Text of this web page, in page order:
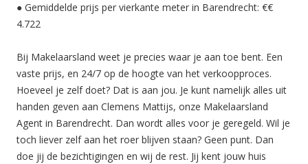
● Gemiddelde prijs per vierkante meter in Barendrecht: €€
4.722
Bij Makelaarsland weet je precies waar je aan toe bent. Een
vaste prijs, en 24/7 op de hoogte van het verkoopproces.
Hoeveel je zelf doet? Dat is aan jou. Je kunt namelijk alles uit
handen geven aan Clemens Mattijs, onze Makelaarsland
Agent in Barendrecht. Dan wordt alles voor je geregeld. Wil je
toch liever zelf aan het roer blijven staan? Geen punt. Dan
doe jij de bezichtigingen en wij de rest. Jij kent jouw huis